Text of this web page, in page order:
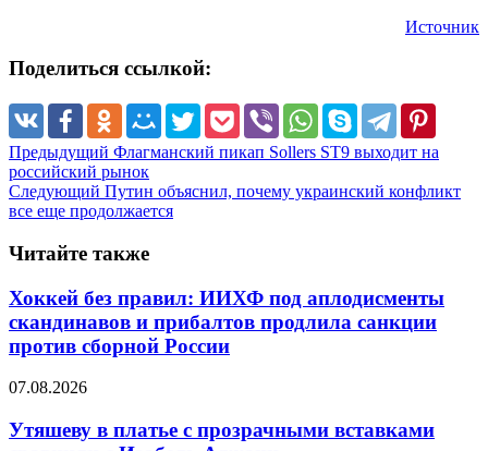
Источник
Поделиться ссылкой:
Предыдущий Флагманский пикап Sollers ST9 выходит на
российский рынок
Следующий Путин объяснил, почему украинский конфликт
все еще продолжается
Читайте также
Хоккей без правил: ИИХФ под аплодисменты
скандинавов и прибалтов продлила санкции
против сборной России
07.08.2026
Утяшеву в платье с прозрачными вставками